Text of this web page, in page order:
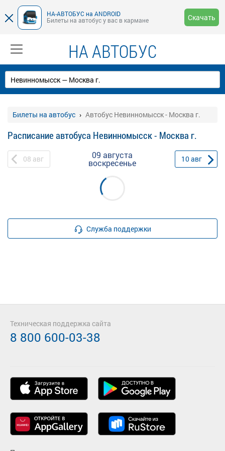
НА-АВТОБУС на ANDROID
Билеты на автобус у вас в кармане
Скачать
НА АВТОБУС
Билеты на автобус Автобус Невинномысск - Москва г.
Расписание автобуса Невинномысск - Москва г.
08 авг 09 августа
воскресенье 10авг
Служба поддержки
Техническая поддержка сайта
8 800 600-03-38